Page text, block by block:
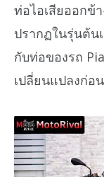
ท่อไอเสียออกข้
ปรากฏในรุ่นต้น
กับท่อของรถ
เปลี่ยนแปลงก่อ